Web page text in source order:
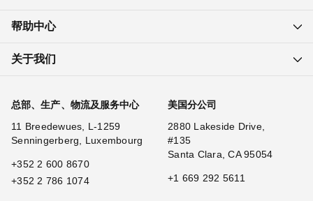
帮助中心
关于我们
总部、生产、物流及服务中心
11 Breedewues, L-1259
Senningerberg, Luxembourg
+352 2 600 8670
+352 2 786 1074
美国分公司
2880 Lakeside Drive,
#135
Santa Clara, CA 95054
+1 669 292 5611